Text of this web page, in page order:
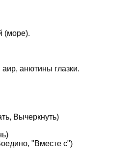
(море).
анютины глазки.
Вычеркнуть)
"Вместе с")